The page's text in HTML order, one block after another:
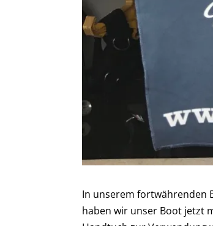
In unserem fortwährenden
haben wir unser Boot jetzt